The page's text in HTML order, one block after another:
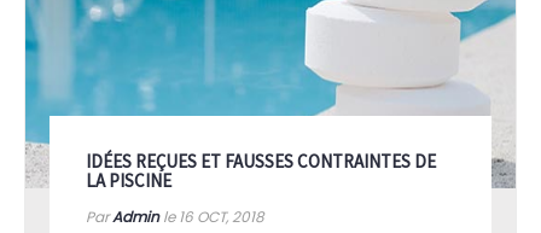
IDÉES REÇUES ET FAUSSES CONTRAINTES DE
LA PISCINE
ParAdminle 16 OCT, 2018